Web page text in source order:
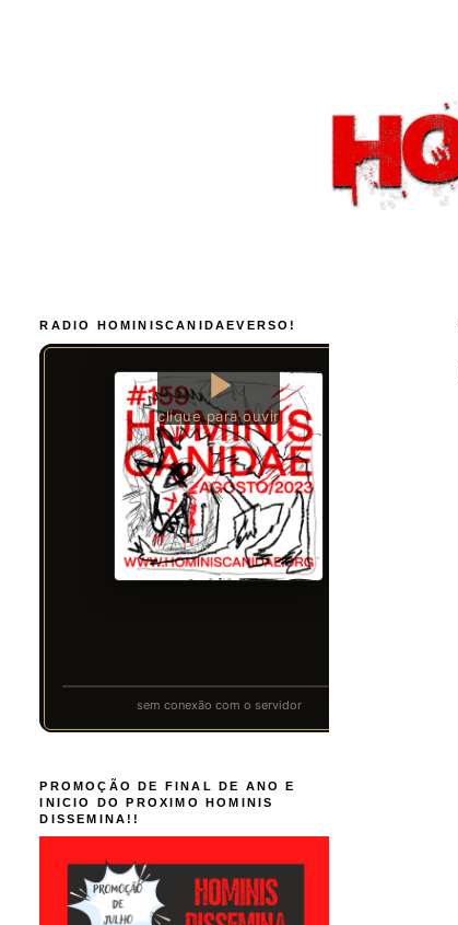
RADIO HOMINISCANIDAEVERSO!
PROMOÇÃO DE FINAL DE ANO E
INICIO DO PROXIMO HOMINIS
DISSEMINA!!